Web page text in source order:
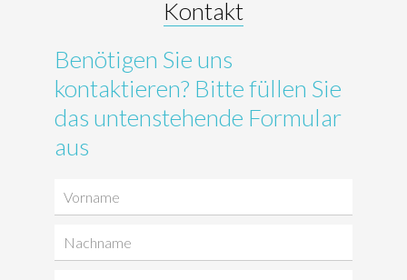
Benötigen Sie uns
kontaktieren? Bitte füllen Sie
das untenstehende Formular
aus
Kontakt